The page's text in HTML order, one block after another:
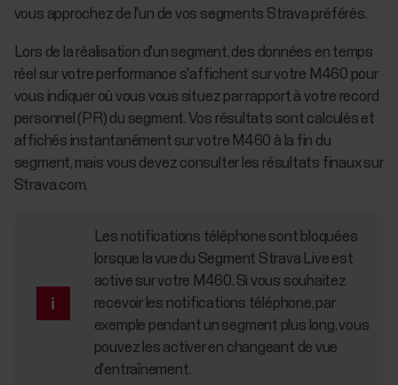
vous approchez de l'un de vos segments Strava préférés.
Lors de la réalisation d'un segment, des données en temps
réel sur votre performance s'affichent sur votre M460 pour
vous indiquer où vous vous situez par rapport à votre record
personnel (PR) du segment. Vos résultats sont calculés et
affichés instantanément sur votre M460 à la fin du
segment, mais vous devez consulter les résultats finaux sur
Strava.com.
Les notifications téléphone sont bloquées
lorsque la vue du Segment Strava Live est
active sur votre M460. Si vous souhaitez
recevoir les notifications téléphone, par
exemple pendant un segment plus long, vous
pouvez les activer en changeant de vue
d'entraînement.